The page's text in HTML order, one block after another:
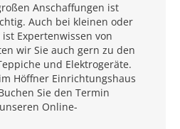
Anschaffungen ist
Auch bei kleinen oder
Expertenwissen von
wir Sie auch gern zu den
und Elektrogeräte.
Höffner Einrichtungshaus
Sie den Termin
Online-